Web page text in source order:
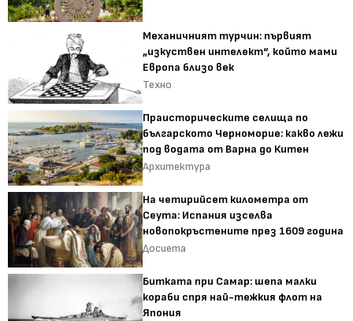
Механичният турчин: първият
„изкуствен интелект“, който мами
Европа близо век
Техно
Праисторическите селища по
българското Черноморие: какво лежи
под водата от Варна до Китен
Архитектура
На четирийсет километра от
Сеута: Испания изселва
новопокръстените през 1609 година
Досиета
Битката при Самар: шепа малки
кораби спря най-тежкия флот на
Япония